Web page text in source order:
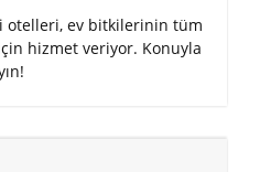
otelleri, ev bitkilerinin tüm
hizmet veriyor. Konuyla